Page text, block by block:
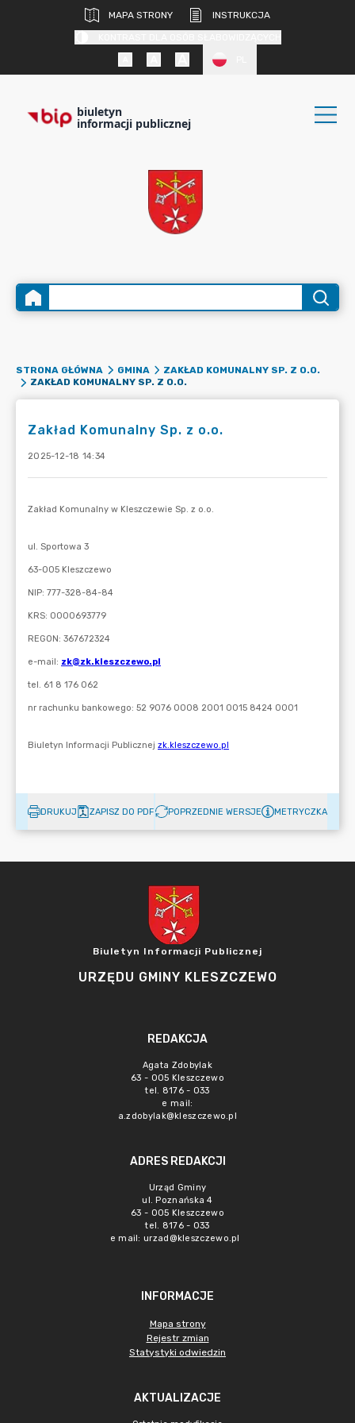
MAPA STRONY
INSTRUKCJA
biuletyn
informacji publicznej
STRONA GŁÓWNA GMINA
ZAKŁAD KOMUNALNY SP. Z O.O.
ZAKŁAD KOMUNALNY SP. Z O.O.
Zakład Komunalny Sp. z o.o.
2025-12-18 14:34
DRUKUJ ZAPISZ DO PDF POPRZEDNIE WERSJE METRYCZKA
Biuletyn Informacji Publicznej
URZĘDU GMINY KLESZCZEWO
REDAKCJA
Agata Zdobylak
63 - 005 Kleszczewo
tel. 8176 - 033
e mail:
a.zdobylak@kleszczewo.pl
ADRES REDAKCJI
Urząd Gminy
ul. Poznańska 4
63 - 005 Kleszczewo
tel. 8176 - 033
e mail: urzad@kleszczewo.pl
INFORMACJE
Mapa strony
Rejestr zmian
Statystyki odwiedzin
AKTUALIZACJE